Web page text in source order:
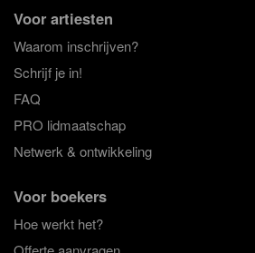
Voor artiesten
Waarom inschrijven?
Schrijf je in!
FAQ
PRO lidmaatschap
Netwerk & ontwikkeling
Voor boekers
Hoe werkt het?